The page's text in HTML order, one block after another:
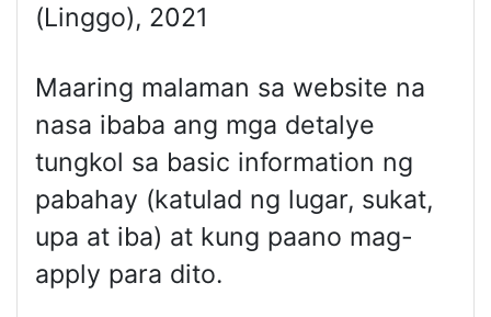
(Linggo), 2021
Maaring malaman sa website na
nasa ibaba ang mga detalye
tungkol sa basic information ng
pabahay (katulad ng lugar, sukat,
upa at iba) at kung paano mag-
apply para dito.